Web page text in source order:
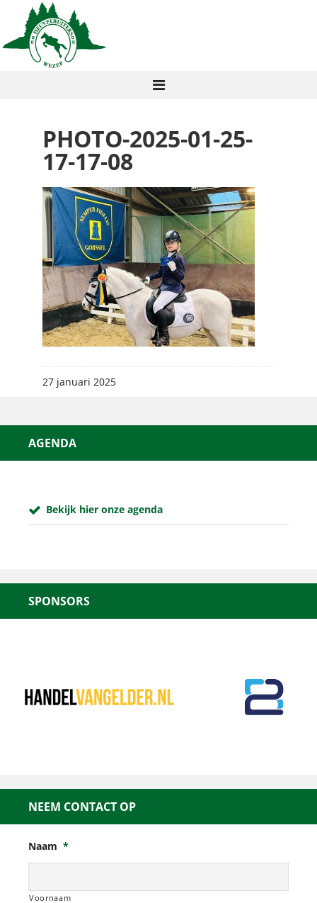
PHOTO-2025-01-25-
17-17-08
27 januari 2025
AGENDA
Bekijk hier onze agenda
SPONSORS
NEEM CONTACT OP
Naam *
Voornaam